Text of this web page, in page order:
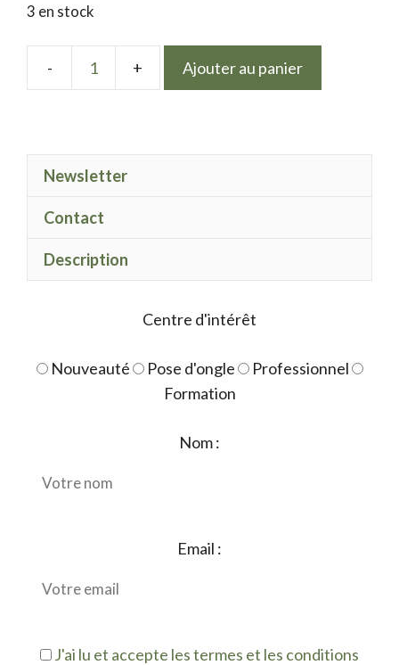
3 en stock
quantité
Spark
Ajouter au panier
Newsletter
Contact
Description
Centre d'intérêt
Nouveauté Pose d'ongle
Professionnel
Formation
Nom :
Email :
J'ai lu et accepte les termes et les conditions